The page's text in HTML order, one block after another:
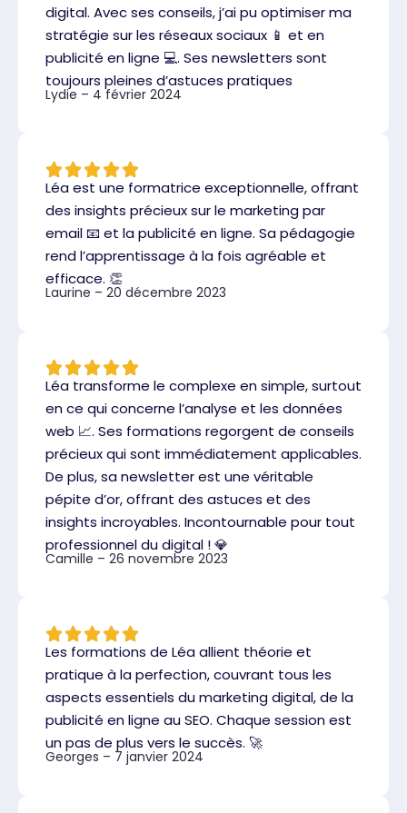
digital. Avec ses conseils, j’ai pu optimiser ma
stratégie sur les réseaux sociaux 📱 et en
publicité en ligne 💻. Ses newsletters sont
toujours pleines d’astuces pratiques
Lydie – 4 février 2024
Léa est une formatrice exceptionnelle, offrant
des insights précieux sur le marketing par
email 📧 et la publicité en ligne. Sa pédagogie
rend l’apprentissage à la fois agréable et
efficace. 👏
Laurine – 20 décembre 2023
Léa transforme le complexe en simple, surtout
en ce qui concerne l’analyse et les données
web 📈. Ses formations regorgent de conseils
précieux qui sont immédiatement applicables.
De plus, sa newsletter est une véritable
pépite d’or, offrant des astuces et des
insights incroyables. Incontournable pour tout
professionnel du digital ! 💎
Camille – 26 novembre 2023
Les formations de Léa allient théorie et
pratique à la perfection, couvrant tous les
aspects essentiels du marketing digital, de la
publicité en ligne au SEO. Chaque session est
un pas de plus vers le succès. 🚀
Georges – 7 janvier 2024